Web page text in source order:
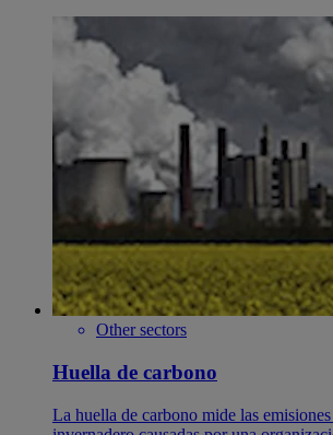
Other sectors
Huella de carbono
La huella de carbono mide las